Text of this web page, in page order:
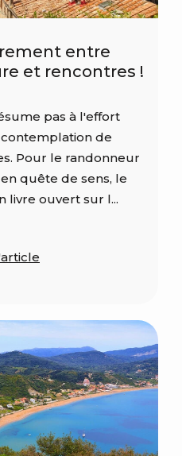
entre
et rencontres !
pas à l'effort
de
Pour le randonneur
quête de sens, le
livre ouvert sur l...